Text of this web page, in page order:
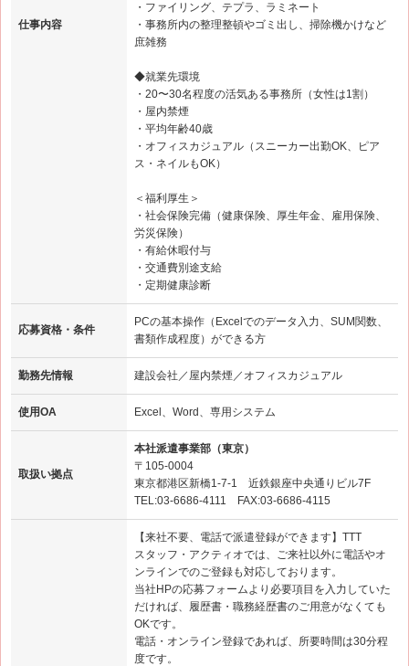
仕事内容
・ファイリング、テプラ、ラミネート
・事務所内の整理整頓やゴミ出し、掃除機かけなど
庶雑務
◆就業先環境
・20〜30名程度の活気ある事務所（女性は1割）
・屋内禁煙
・平均年齢40歳
・オフィスカジュアル（スニーカー出勤OK、ピア
ス・ネイルもOK）
＜福利厚生＞
・社会保険完備（健康保険、厚生年金、雇用保険、
労災保険）
・有給休暇付与
・交通費別途支給
・定期健康診断
応募資格・条件
PCの基本操作（Excelでのデータ入力、SUM関数、
書類作成程度）ができる方
勤務先情報 建設会社／屋内禁煙／オフィスカジュアル
使用OA Excel、Word、専用システム
取扱い拠点
本社派遣事業部（東京）
〒105-0004
東京都港区新橋1-7-1 近鉄銀座中央通りビル7F
TEL:03-6686-4111 FAX:03-6686-4115
【来社不要、電話で派遣登録ができます】TTT
スタッフ・アクティオでは、ご来社以外に電話やオ
ンラインでのご登録も対応しております。
当社HPの応募フォームより必要項目を入力していた
だければ、履歴書・職務経歴書のご用意がなくても
OKです。
電話・オンライン登録であれば、所要時間は30分程
度です。